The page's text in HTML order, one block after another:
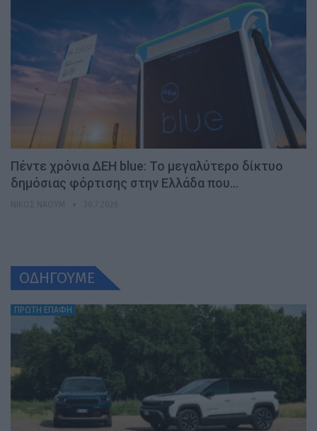
Πέντε χρόνια ΔΕΗ blue: Το μεγαλύτερο δίκτυο
δημόσιας φόρτισης στην Ελλάδα που…
ΟΔΗΓΟΥΜΕ
ΠΡΩΤΗ ΕΠΑΦΗ